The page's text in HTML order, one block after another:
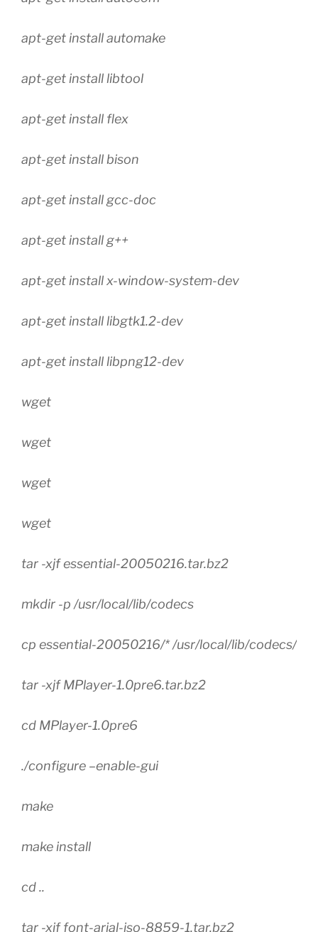
apt-get install automake
apt-get install libtool
apt-get install flex
apt-get install bison
apt-get install gcc-doc
apt-get install g++
apt-get install x-window-system-dev
apt-get install libgtk1.2-dev
apt-get install libpng12-dev
wget
wget
wget
wget
tar -xjf essential-20050216.tar.bz2
mkdir -p /usr/local/lib/codecs
cp essential-20050216/* /usr/local/lib/codecs/
tar -xjf MPlayer-1.0pre6.tar.bz2
cd MPlayer-1.0pre6
./configure –enable-gui
make
make install
cd ..
tar -xjf font-arial-iso-8859-1.tar.bz2